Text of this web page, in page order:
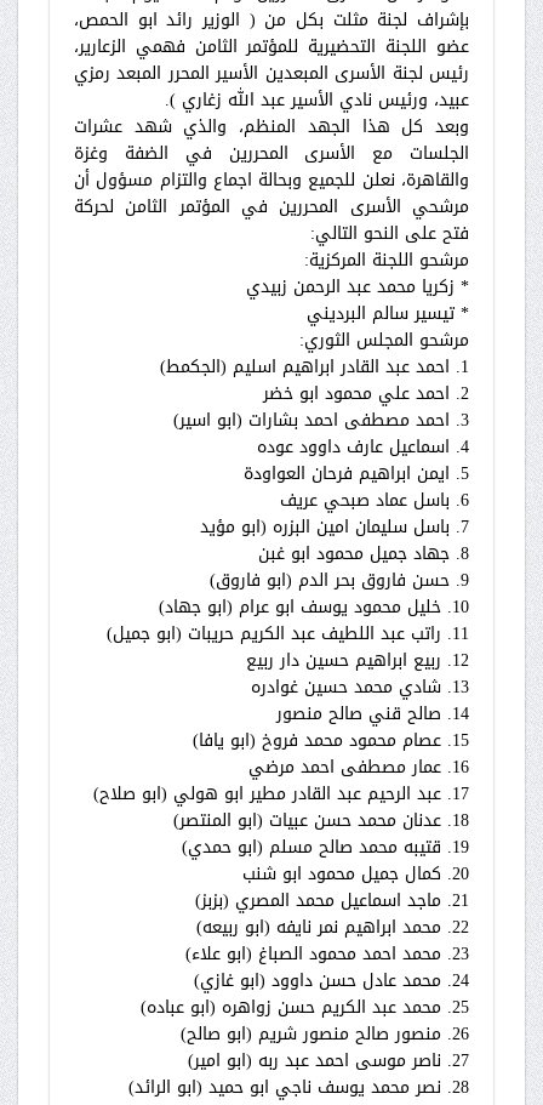
بإشراف لجنة مثلت بكل من ( الوزير رائد ابو الحمص،
عضو اللجنة التحضيرية للمؤتمر الثامن فهمي الزعارير،
رئيس لجنة الأسرى المبعدين الأسير المحرر المبعد رمزي
عبيد، ورئيس نادي الأسير عبد الله زغاري ).
وبعد كل هذا الجهد المنظم، والذي شهد عشرات
الجلسات مع الأسرى المحررين في الضفة وغزة
والقاهرة، نعلن للجميع وبحالة اجماع والتزام مسؤول أن
مرشحي الأسرى المحررين في المؤتمر الثامن لحركة
فتح على النحو التالي:
مرشحو اللجنة المركزية:
* زكريا محمد عبد الرحمن زبيدي
* تيسير سالم البرديني
مرشحو المجلس الثوري:
1. احمد عبد القادر ابراهيم اسليم (الجكمط)
2. احمد علي محمود ابو خضر
3. احمد مصطفى احمد بشارات (ابو اسير)
4. اسماعيل عارف داوود عوده
5. ايمن ابراهيم فرحان العواودة
6. باسل عماد صبحي عريف
7. باسل سليمان امين البزره (ابو مؤيد
8. جهاد جميل محمود ابو غبن
9. حسن فاروق بحر الدم (ابو فاروق)
10. خليل محمود يوسف ابو عرام (ابو جهاد)
11. راتب عبد اللطيف عبد الكريم حريبات (ابو جميل)
12. ربيع ابراهيم حسين دار ربيع
13. شادي محمد حسين غوادره
14. صالح قني صالح منصور
15. عصام محمود محمد فروخ (ابو يافا)
16. عمار مصطفى احمد مرضي
17. عبد الرحيم عبد القادر مطير ابو هولي (ابو صلاح)
18. عدنان محمد حسن عبيات (ابو المنتصر)
19. قتيبه محمد صالح مسلم (ابو حمدي)
20. كمال جميل محمود ابو شنب
21. ماجد اسماعيل محمد المصري (بزبز)
22. محمد ابراهيم نمر نايفه (ابو ربيعه)
23. محمد احمد محمود الصباغ (ابو علاء)
24. محمد عادل حسن داوود (ابو غازي)
25. محمد عبد الكريم حسن زواهره (ابو عباده)
26. منصور صالح منصور شريم (ابو صالح)
27. ناصر موسى احمد عبد ربه (ابو امير)
28. نصر محمد يوسف ناجي ابو حميد (ابو الرائد)